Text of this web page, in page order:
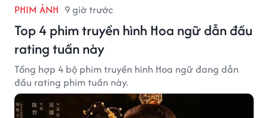
PHIM ẢNH 9 giờ trước
Top 4 phim truyền hình Hoa ngữ dẫn đầu
rating tuần này
Tổng hợp 4 bộ phim truyền hình Hoa ngữ đang dẫn
đầu rating phim tuần này.